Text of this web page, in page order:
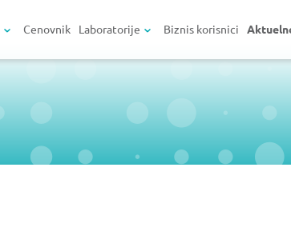
Cenovnik Laboratorije Biznis korisnici